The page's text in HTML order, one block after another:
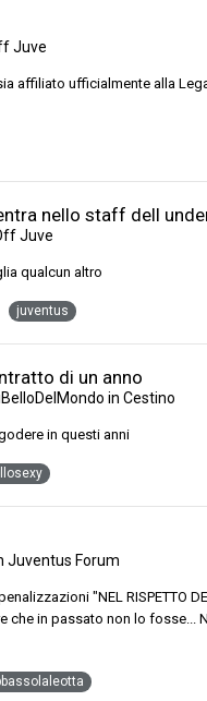
Juve
affiliato ufficialmente alla
nello staff dell
Juve
qualcun altro
juventus
di un anno
in Cestino
in questi anni
Juventus Forum
"NEL RISPETTO DEI
che in passato non lo